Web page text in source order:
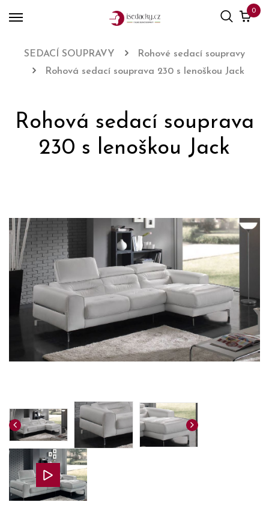
0
SEDACÍ SOUPRAVY
Rohové sedací soupravy
Rohová sedací souprava 230 s lenoškou Jack
Rohová sedací souprava
230 s lenoškou Jack